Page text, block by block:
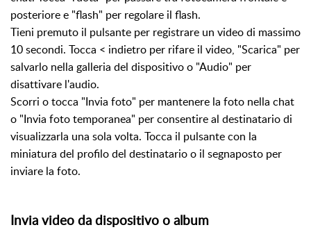
posteriore e "flash" per regolare il flash.
Tieni premuto il pulsante per registrare un video di massimo
10 secondi. Tocca < indietro per rifare il video, "Scarica" per
salvarlo nella galleria del dispositivo o "Audio" per
disattivare l'audio.
Scorri o tocca "Invia foto" per mantenere la foto nella chat
o "Invia foto temporanea" per consentire al destinatario di
visualizzarla una sola volta. Tocca il pulsante con la
miniatura del profilo del destinatario o il segnaposto per
inviare la foto.
Invia video da dispositivo o album